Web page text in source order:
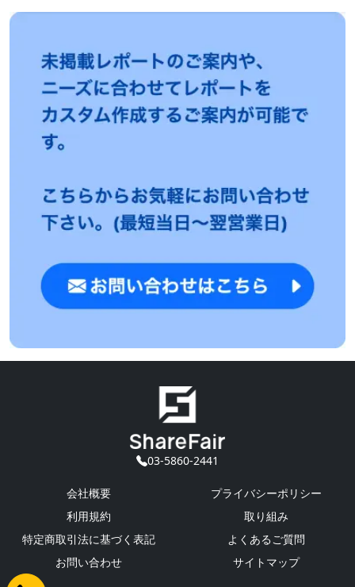
03-5860-2441
会社概要
プライバシーポリシー
利用規約
取り組み
特定商取引法に基づく表記
よくあるご質問
お問い合わせ
サイトマップ